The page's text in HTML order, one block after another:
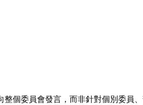
個委員會發言，而非針對個別委員